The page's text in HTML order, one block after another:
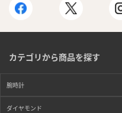
カテゴリから商品を探す
腕時計
ダイヤモンド